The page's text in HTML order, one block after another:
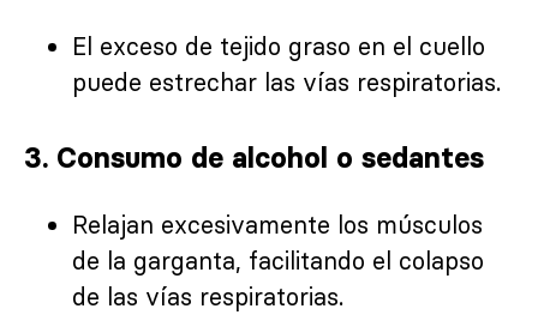
El exceso de tejido graso en el cuello
puede estrechar las vías respiratorias.
3. Consumo de alcohol o sedantes
Relajan excesivamente los músculos
de la garganta, facilitando el colapso
de las vías respiratorias.